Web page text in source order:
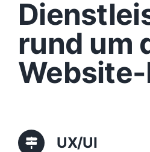
Content
Funktionen
Aufbau
rund um
UX/UI